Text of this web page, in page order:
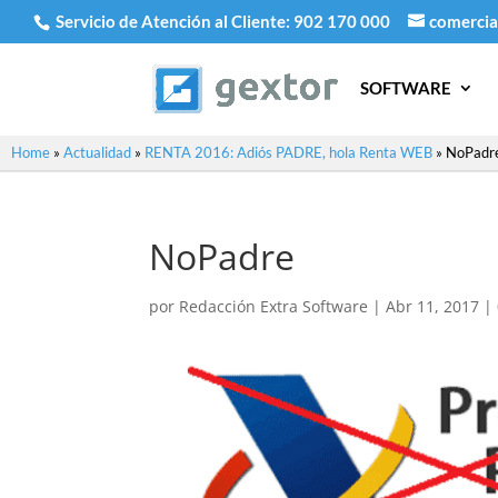
Servicio de Atención al Cliente: 902 170 000
SOFTWARE
Home » Actualidad » RENTA 2016: Adiós PADRE, hola Renta WEB »
NoPadre
por Redacción Extra Software |Abr 11, 2017 |